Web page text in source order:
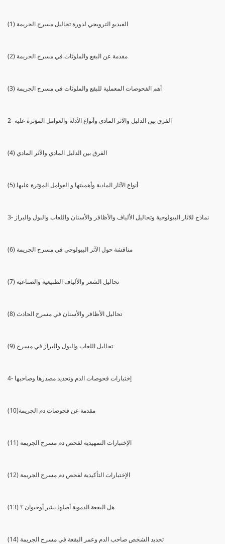
(1) الفيديو الترويجي لدورة تحاليل مسرح الجريمة
(2) مقدمة عن البقع والملوثات في مسرح الجريمة
(3) أهم الفحوصات المعملية للبقع والملوثات في مسرح الجريمة
2- الفرق بين الدليل والاثر المادي وأنواع الأدلة والعوامل المؤثرة عليه
(4) الفرق بين الدليل المادي والآثر المادي
(5) أنواع الآثار المادية وأهميتها و العوامل المؤثرة عليها
3- نماذج للاثار البيولوجية وتحاليل الألياف والأظافر والأسنان واللعاب والبول والبراز
(6) مناقشة حول الآثر البيولوجي في مسرح الجريمة
(7) تحاليل الشعر والألياف الطبيعية والصناعية
(8) تحاليل الأظافر والأسنان في مسرح الحادث
(9) تحاليل اللعاب والبول والبراز في مسرح
4- إختبارات فحوصات الدم وتحديد مصدرها وصاحبها
(10)مقدمة عن فحوصات دم الجريمة
(11) الإختبارات التمهيدية لفحص دم مسرح الجريمة
(12) الإختبارات التأكيدية لفحص دم مسرح الجريمة
(13) هل البقعة الدموية أصلها بشر أوحيوان ؟
(14) تحديد الشخص صاحب الدم وعمر البقعة في مسرح الجريمة